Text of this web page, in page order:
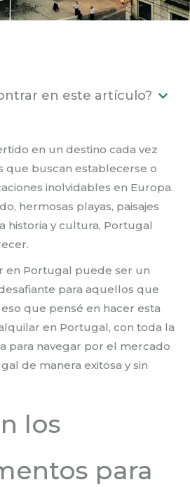
en este artículo?
en un destino cada vez
que buscan establecerse o
inolvidables en Europa.
hermosas playas, paisajes
historia y cultura, Portugal
en Portugal puede ser un
para aquellos que
que pensé en hacer esta
en Portugal, con toda la
para navegar por el mercado
de manera exitosa y sin
los
para